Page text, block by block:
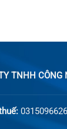
TNHH CÔNG
0315096626